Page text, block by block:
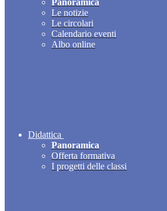
Panoramica
Le notizie
Le circolari
Calendario eventi
Albo online
Didattica
Panoramica
Offerta formativa
I progetti delle classi